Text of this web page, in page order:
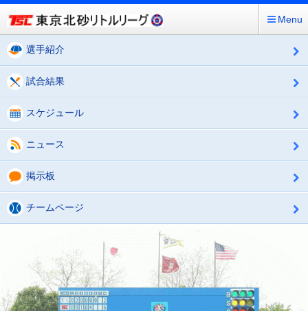
Menu
選手紹介
試合結果
スケジュール
ニュース
掲示板
チームページ